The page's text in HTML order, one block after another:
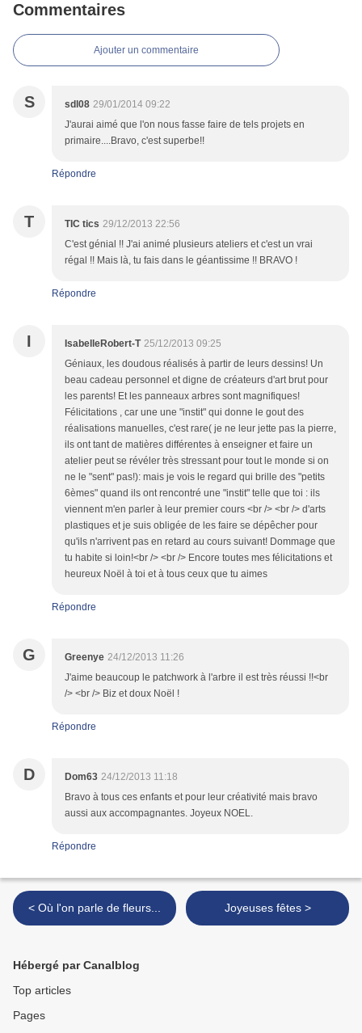
Commentaires
Ajouter un commentaire
S sdl08 29/01/2014 09:22
J'aurai aimé que l'on nous fasse faire de tels projets en
primaire....Bravo, c'est superbe!!
Répondre
T TIC tics 29/12/2013 22:56
C'est génial !! J'ai animé plusieurs ateliers et c'est un vrai
régal !! Mais là, tu fais dans le géantissime !! BRAVO !
Répondre
I IsabelleRobert-T 25/12/2013 09:25
Géniaux, les doudous réalisés à partir de leurs dessins! Un
beau cadeau personnel et digne de créateurs d'art brut pour
les parents! Et les panneaux arbres sont magnifiques!
Félicitations , car une une "instit" qui donne le gout des
réalisations manuelles, c'est rare( je ne leur jette pas la pierre,
ils ont tant de matières différentes à enseigner et faire un
atelier peut se révéler très stressant pour tout le monde si on
ne le "sent" pas!): mais je vois le regard qui brille des "petits
6èmes" quand ils ont rencontré une "instit" telle que toi : ils
viennent m'en parler à leur premier cours <br /> <br /> d'arts
plastiques et je suis obligée de les faire se dépêcher pour
qu'ils n'arrivent pas en retard au cours suivant! Dommage que
tu habite si loin!<br /> <br /> Encore toutes mes félicitations et
heureux Noël à toi et à tous ceux que tu aimes
Répondre
G Greenye 24/12/2013 11:26
J'aime beaucoup le patchwork à l'arbre il est très réussi !!<br
/> <br /> Biz et doux Noël !
Répondre
D Dom63 24/12/2013 11:18
Bravo à tous ces enfants et pour leur créativité mais bravo
aussi aux accompagnantes. Joyeux NOEL.
Répondre
< Où l'on parle de fleurs... Joyeuses fêtes >
Hébergé par Canalblog
Top articles
Pages